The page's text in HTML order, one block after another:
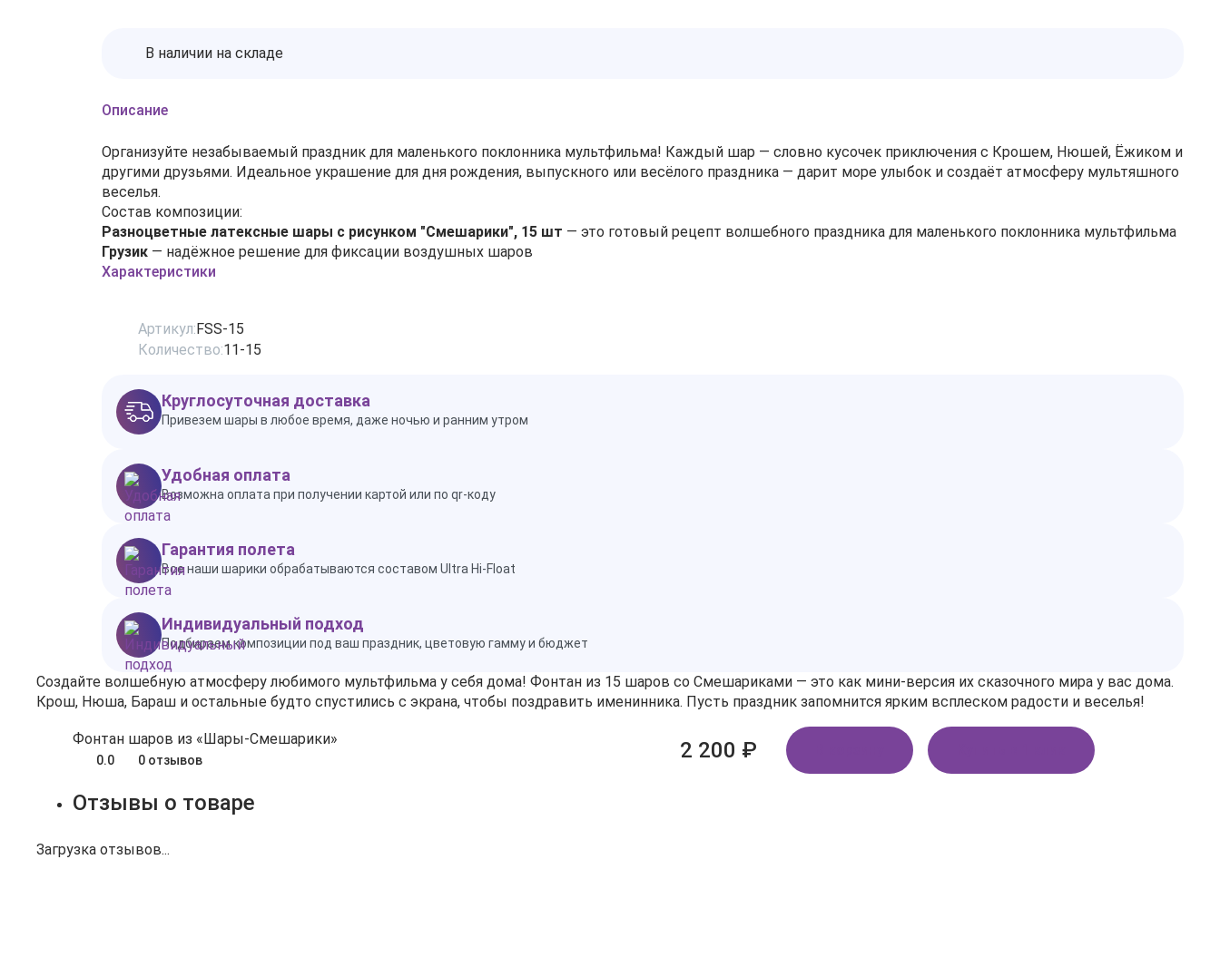
В наличии на складе
Описание
Организуйте незабываемый праздник для маленького поклонника мультфильма! Каждый шар — словно кусочек приключения с Крошем, Нюшей, Ёжиком и
другими друзьями. Идеальное украшение для дня рождения, выпускного или весёлого праздника — дарит море улыбок и создаёт атмосферу мультяшного
веселья.
Состав композиции:
Разноцветные латексные шары с рисунком "Смешарики", 15 шт — это готовый рецепт волшебного праздника для маленького поклонника мультфильма
Грузик — надёжное решение для фиксации воздушных шаров
Характеристики
Артикул:FSS-15
Количество:11-15
Круглосуточная доставка
Привезем шары в любое время, даже ночью и ранним утром
Удобная оплата
Возможна оплата при получении картой или по qr-коду
Гарантия полета
Все наши шарики обрабатываются составом Ultra Hi-Float
Индивидуальный подход
Подбираем композиции под ваш праздник, цветовую гамму и бюджет
Создайте волшебную атмосферу любимого мультфильма у себя дома! Фонтан из 15 шаров со Смешариками — это как мини‑версия их сказочного мира у вас дома.
Крош, Нюша, Бараш и остальные будто спустились с экрана, чтобы поздравить именинника. Пусть праздник запомнится ярким всплеском радости и веселья!
Фонтан шаров из «Шары‑Смешарики»
0.0 0 отзывов 2 200 ₽
Отзывы о товаре
Загрузка отзывов...